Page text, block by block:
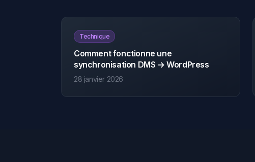
Technique
Comment fonctionne une
synchronisation DMS → WordPress
28 janvier 2026